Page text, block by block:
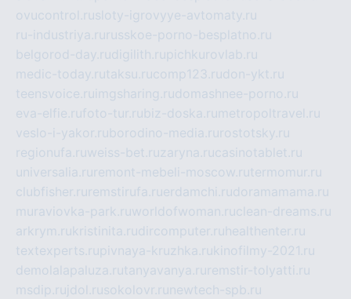
ovucontrol.rusloty-igrovyye-avtomaty.ru
ru-industriya.ru russkoe-porno-besplatno.ru
belgorod-day.rudigilith.rupichkurovlab.ru
medic-today.rutaksu.rucomp123.rudon-ykt.ru
teensvoice.ru imgsharing.rudomashnee-porno.ru
eva-elfie.rufoto-tur.rubiz-doska.ru metropoltravel.ru
veslo-i-yakor.ruborodino-media.ru rostotsky.ru
regionufa.ruweiss-bet.ruzaryna.rucasinotablet.ru
universalia.ru remont-mebeli-moscow.rutermomur.ru
clubfisher.ru remstirufa.ruerdamchi.rudoramamama.ru
muraviovka-park.ruworldofwoman.ruclean-dreams.ru
arkrym.rukristinita.rudircomputer.ru healthenter.ru
textexperts.rupivnaya-kruzhka.rukinofilmy-2021.ru
demolalapaluza.rutanyavanya.ru remstir-tolyatti.ru
msdip.ru jdol.rusokolovr.ru newtech-spb.ru